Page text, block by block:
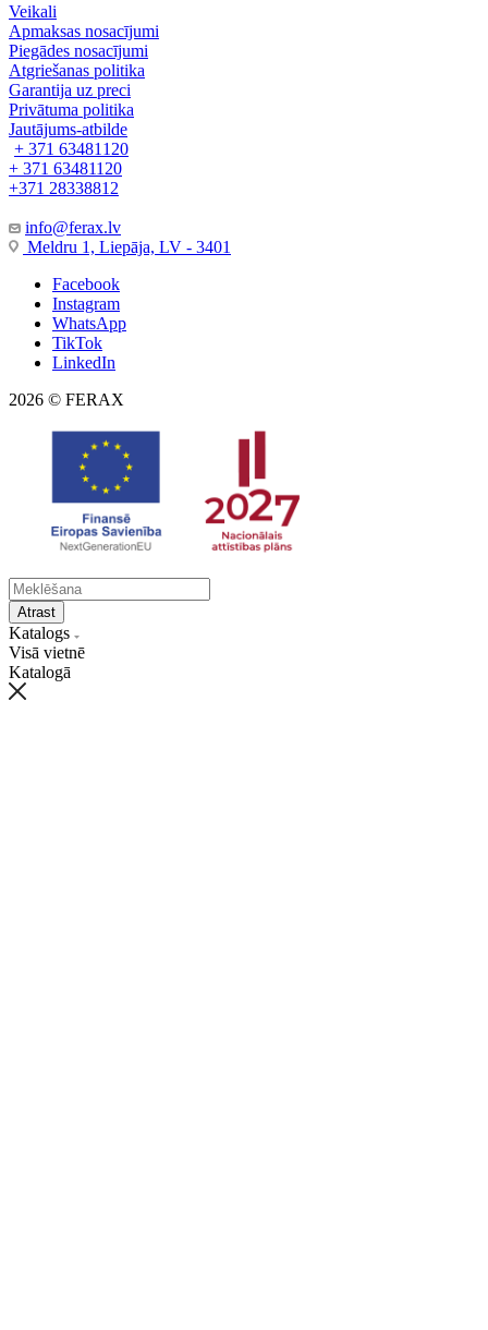
Veikali
Apmaksas nosacījumi
Piegādes nosacījumi
Atgriešanas politika
Garantija uz preci
Privātuma politika
Jautājums-atbilde
+ 371 63481120
+ 371 63481120
+371 28338812
info@ferax.lv
Meldru 1, Liepāja, LV - 3401
Facebook
Instagram
WhatsApp
TikTok
LinkedIn
2026 © FERAX
Atrast
Katalogs
Visā vietnē
Katalogā